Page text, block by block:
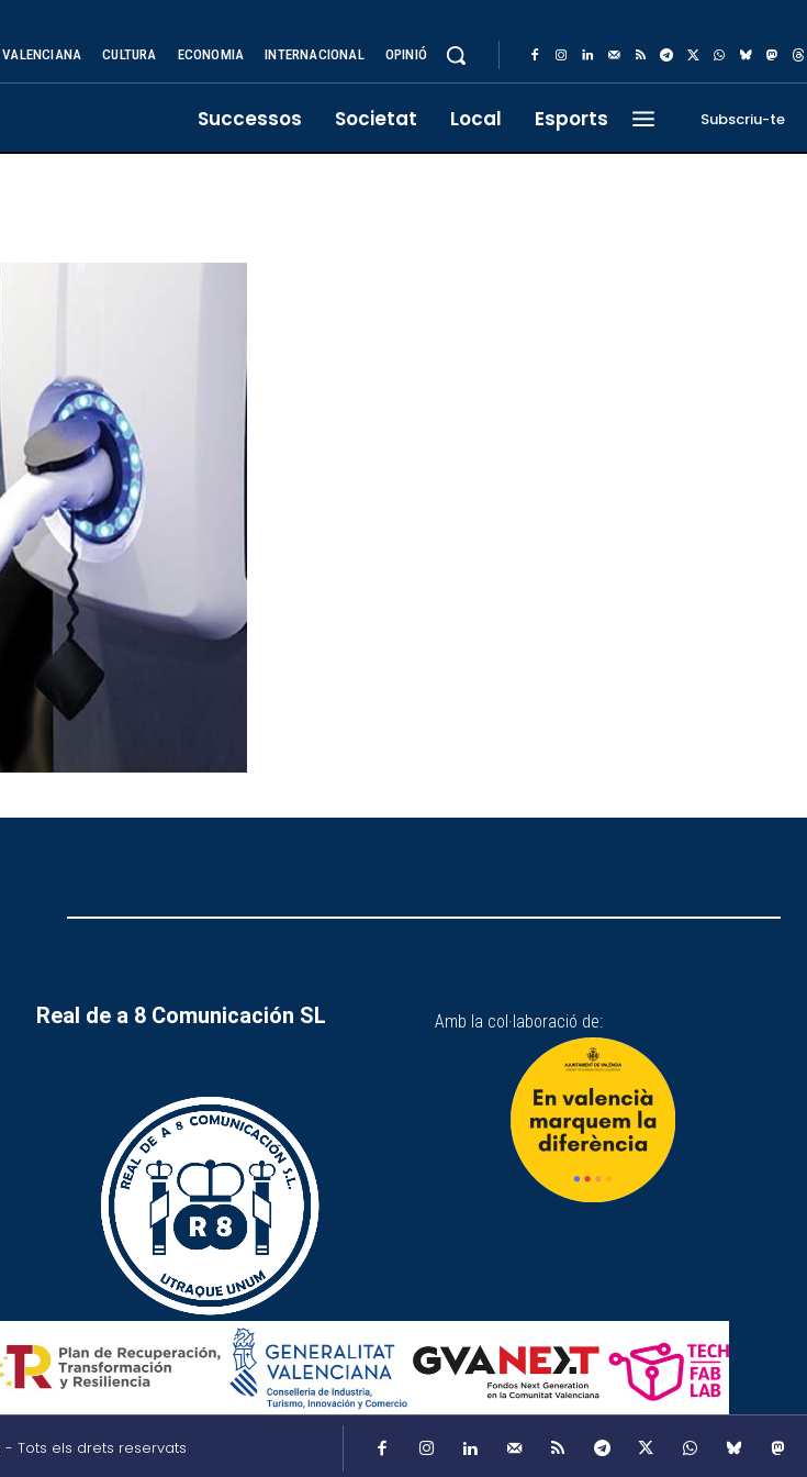
CULTURA ECONOMIA INTERNACIONAL OPINIÓ
Successos Societat Local Esports Subscriu-te
Real de a 8 Comunicación SL Amb la col·laboració de:
- Tots els drets reservats